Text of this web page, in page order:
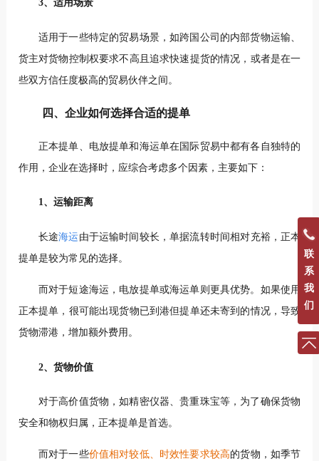
3、适用场景
适用于一些特定的贸易场景，如跨国公司的内部货物运输、
货主对货物控制权要求不高且追求快速提货的情况，或者是在一
些双方信任度极高的贸易伙伴之间。
四、企业如何选择合适的提单
正本提单、电放提单和海运单在国际贸易中都有各自独特的
作用，企业在选择时，应综合考虑多个因素，主要如下：
1、运输距离
长途海运 由于运输时间较长，单据流转时间相对充裕，正本
提单是较为常见的选择。
而对于短途海运，电放提单或海运单则更具优势。如果使用
正本提单，很可能出现货物已到港但提单还未寄到的情况，导致
货物滞港，增加额外费用。
2、货物价值
对于高价值货物，如精密仪器、贵重珠宝等，为了确保货物
安全和物权归属，正本提单是首选。
而对于一些价值相对较低、时效性要求较高的货物，如季节
联
系
我
们